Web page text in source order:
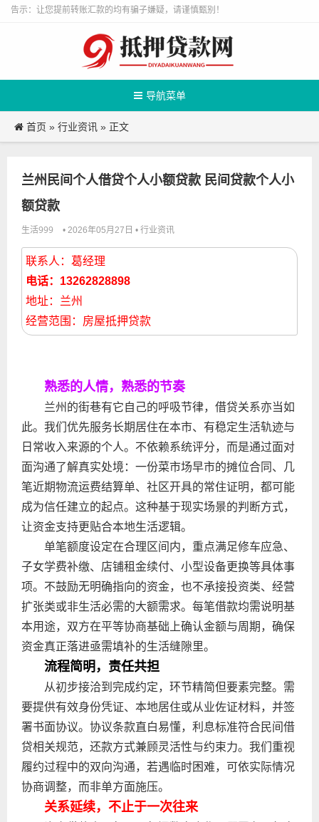
告示：让您提前转账汇款的均有骗子嫌疑，请谨慎甄别！
导航菜单
首页 » 行业资讯 » 正文
兰州民间个人借贷个人小额贷款 民间贷款个人小
额贷款
生活999 • 2026年05月27日 • 行业资讯
联系人：葛经理
电话：13262828898
地址：兰州
经营范围：房屋抵押贷款
熟悉的人情，熟悉的节奏
兰州的街巷有它自己的呼吸节律，借贷关系亦当如
此。我们优先服务长期居住在本市、有稳定生活轨迹与
日常收入来源的个人。不依赖系统评分，而是通过面对
面沟通了解真实处境：一份菜市场早市的摊位合同、几
笔近期物流运费结算单、社区开具的常住证明，都可能
成为信任建立的起点。这种基于现实场景的判断方式，
让资金支持更贴合本地生活逻辑。
单笔额度设定在合理区间内，重点满足修车应急、
子女学费补缴、店铺租金续付、小型设备更换等具体事
项。不鼓励无明确指向的资金，也不承接投资类、经营
扩张类或非生活必需的大额需求。每笔借款均需说明基
本用途，双方在平等协商基础上确认金额与周期，确保
资金真正落进亟需填补的生活缝隙里。
流程简明，责任共担
从初步接洽到完成约定，环节精简但要素完整。需
要提供有效身份凭证、本地居住或从业佐证材料，并签
署书面协议。协议条款直白易懂，利息标准符合民间借
贷相关规范，还款方式兼顾灵活性与约束力。我们重视
履约过程中的双向沟通，若遇临时困难，可依实际情况
协商调整，而非单方面施压。
关系延续，不止于一次往来